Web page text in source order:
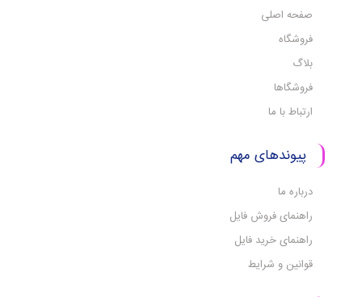
صفحه اصلی
فروشگاه
بلاگ
فروشگاها
ارتباط با ما
پیوندهای مهم
درباره ما
راهنمای فروش فایل
راهنمای خرید فایل
قوانین و شرایط